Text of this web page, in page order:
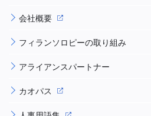
会社概要
フィランソロピーの取り組み
アライアンスパートナー
カオパス